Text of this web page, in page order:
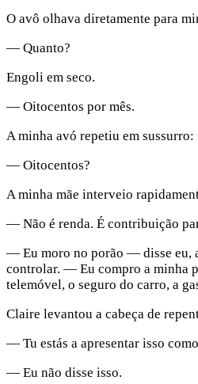
O avô olhava diretamente para
— Quanto?
Engoli em seco.
— Oitocentos por mês.
A minha avó repetiu em sussurro:
— Oitocentos?
A minha mãe interveio
— Não é renda. É contribuição
— Eu moro no porão — disse eu,
controlar. — Eu compro a minha
telemóvel, o seguro do carro, a
Claire levantou a cabeça de
— Tu estás a apresentar isso
— Eu não disse isso.